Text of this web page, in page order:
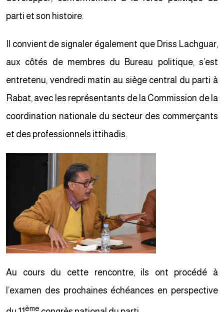
parti et son histoire.
Il convient de signaler également que Driss Lachguar,
aux côtés de membres du Bureau politique, s’est
entretenu, vendredi matin au siège central du parti à
Rabat, avec les représentants de la Commission de la
coordination nationale du secteur des commerçants
et des professionnels ittihadis.
Au cours du cette rencontre, ils ont procédé à
l’examen des prochaines échéances en perspective
ème